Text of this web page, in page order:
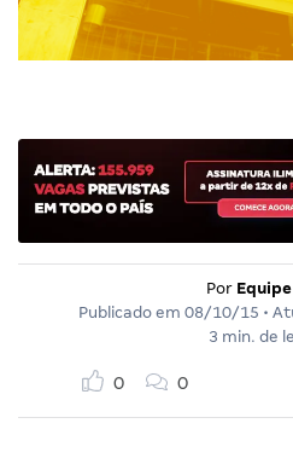
Por
Publicado em 08/10/15 •
3 min. de
0 0